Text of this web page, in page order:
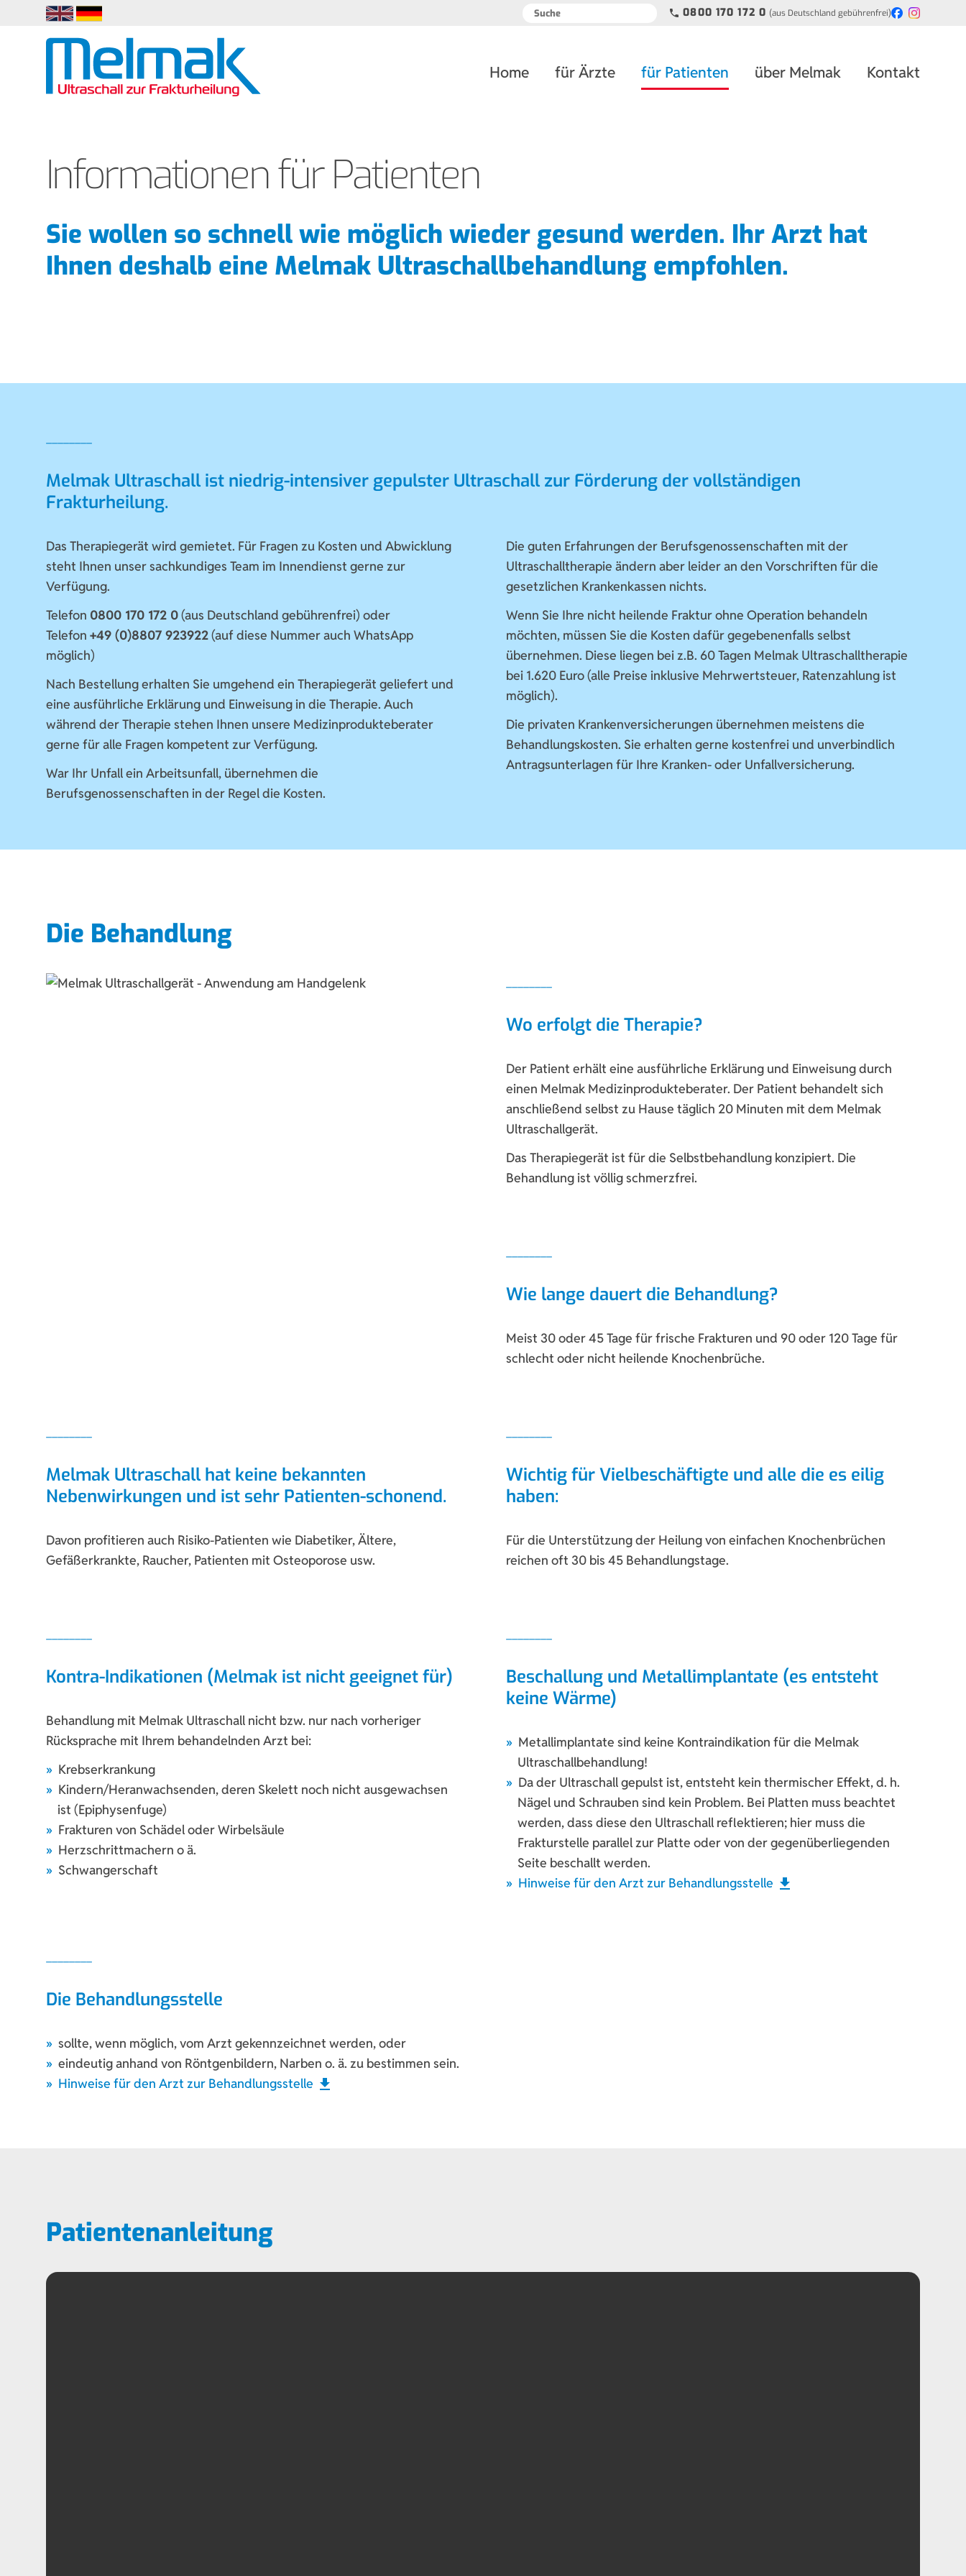
EN DE phone 0800 170 172 0 (aus Deutschland gebührenfrei)
Navigation
Home für Ärzte für Patienten über Melmak Kontakt
Informationen für Patienten
Sie wollen so schnell wie möglich wieder gesund werden. Ihr Arzt hat
Ihnen deshalb eine Melmak Ultraschallbehandlung empfohlen.
Melmak Ultraschall ist niedrig-intensiver gepulster Ultraschall zur Förderung der vollständigen
Frakturheilung.
Das Therapiegerät wird gemietet. Für Fragen zu Kosten und Abwicklung
steht Ihnen unser sachkundiges Team im Innendienst gerne zur
Verfügung.
Telefon 0800 170 172 0(aus Deutschland gebührenfrei) oder
Telefon +49 (0)8807 923922(auf diese Nummer auch WhatsApp
möglich)
Nach Bestellung erhalten Sie umgehend ein Therapiegerät geliefert und
eine ausführliche Erklärung und Einweisung in die Therapie. Auch
während der Therapie stehen Ihnen unsere Medizinprodukteberater
gerne für alle Fragen kompetent zur Verfügung.
War Ihr Unfall ein Arbeitsunfall, übernehmen die
Berufsgenossenschaften in der Regel die Kosten.
Die guten Erfahrungen der Berufsgenossenschaften mit der
Ultraschalltherapie ändern aber leider an den Vorschriften für die
gesetzlichen Krankenkassen nichts.
Wenn Sie Ihre nicht heilende Fraktur ohne Operation behandeln
möchten, müssen Sie die Kosten dafür gegebenenfalls selbst
übernehmen. Diese liegen bei z.B. 60 Tagen Melmak Ultraschalltherapie
bei 1.620 Euro (alle Preise inklusive Mehrwertsteuer, Ratenzahlung ist
möglich).
Die privaten Krankenversicherungen übernehmen meistens die
Behandlungskosten. Sie erhalten gerne kostenfrei und unverbindlich
Antragsunterlagen für Ihre Kranken- oder Unfallversicherung.
Die Behandlung
Wo erfolgt die Therapie?
Der Patient erhält eine ausführliche Erklärung und Einweisung durch
einen Melmak Medizinprodukteberater. Der Patient behandelt sich
anschließend selbst zu Hause täglich 20 Minuten mit dem Melmak
Ultraschallgerät.
Das Therapiegerät ist für die Selbstbehandlung konzipiert. Die
Behandlung ist völlig schmerzfrei.
Wie lange dauert die Behandlung?
Meist 30 oder 45 Tage für frische Frakturen und 90 oder 120 Tage für
schlecht oder nicht heilende Knochenbrüche.
Melmak Ultraschall hat keine bekannten
Nebenwirkungen und ist sehr Patienten-schonend.
Davon profitieren auch Risiko-Patienten wie Diabetiker, Ältere,
Gefäßerkrankte, Raucher, Patienten mit Osteoporose usw.
Wichtig für Vielbeschäftigte und alle die es eilig
haben:
Für die Unterstützung der Heilung von einfachen Knochenbrüchen
reichen oft 30 bis 45 Behandlungstage.
Kontra-Indikationen (Melmak ist nicht geeignet für)
Behandlung mit Melmak Ultraschall nicht bzw. nur nach vorheriger
Rücksprache mit Ihrem behandelnden Arzt bei:
Krebserkrankung
Kindern/Heranwachsenden, deren Skelett noch nicht ausgewachsen
ist (Epiphysenfuge)
Frakturen von Schädel oder Wirbelsäule
Herzschrittmachern o ä.
Schwangerschaft
Beschallung und Metallimplantate (es entsteht
keine Wärme)
Metallimplantate sind keine Kontraindikation für die Melmak
Ultraschallbehandlung!
Da der Ultraschall gepulst ist, entsteht kein thermischer Effekt, d. h.
Nägel und Schrauben sind kein Problem. Bei Platten muss beachtet
werden, dass diese den Ultraschall reflektieren; hier muss die
Frakturstelle parallel zur Platte oder von der gegenüberliegenden
Seite beschallt werden.
Hinweise für den Arzt zur Behandlungsstelle download
Die Behandlungsstelle
sollte, wenn möglich, vom Arzt gekennzeichnet werden, oder
eindeutig anhand von Röntgenbildern, Narben o. ä. zu bestimmen sein.
Hinweise für den Arzt zur Behandlungsstelle download
Patientenanleitung